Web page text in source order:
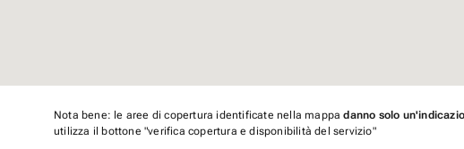
Nota bene: le aree di copertura identificate nella mappadanno solo
utilizza il bottone "verifica copertura e disponibilità del servizio"